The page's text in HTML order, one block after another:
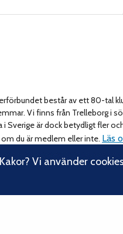
består av ett 80-tal
Vi finns från Trelleborg i
i Sverige är dock betydligt fler
du är medlem eller inte. Läs
Kakor? Vi använder